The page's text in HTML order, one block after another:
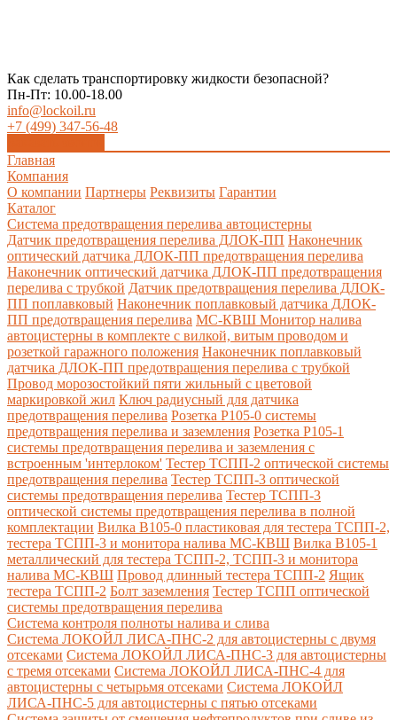
Как сделать транспортировку жидкости безопасной?
Пн-Пт: 10.00-18.00
info@lockoil.ru
+7 (499) 347-56-48
Главная
Компания
О компании Партнеры Реквизиты Гарантии
Каталог
Система предотвращения перелива автоцистерны
Датчик предотвращения перелива ДЛОК-ПП Наконечник
оптический датчика ДЛОК-ПП предотвращения перелива
Наконечник оптический датчика ДЛОК-ПП предотвращения
перелива с трубкой Датчик предотвращения перелива ДЛОК-
ПП поплавковый Наконечник поплавковый датчика ДЛОК-
ПП предотвращения перелива МС-КВШ Монитор налива
автоцистерны в комплекте с вилкой, витым проводом и
розеткой гаражного положения Наконечник поплавковый
датчика ДЛОК-ПП предотвращения перелива с трубкой
Провод морозостойкий пяти жильный с цветовой
маркировкой жил Ключ радиусный для датчика
предотвращения перелива Розетка Р105-0 системы
предотвращения перелива и заземления Розетка Р105-1
системы предотвращения перелива и заземления с
встроенным 'интерлоком' Тестер ТСПП-2 оптической системы
предотвращения перелива Тестер ТСПП-3 оптической
системы предотвращения перелива Тестер ТСПП-3
оптической системы предотвращения перелива в полной
комплектации Вилка В105-0 пластиковая для тестера ТСПП-2,
тестера ТСПП-3 и монитора налива МС-КВШ Вилка В105-1
металлический для тестера ТСПП-2, ТСПП-3 и монитора
налива МС-КВШ Провод длинный тестера ТСПП-2 Ящик
тестера ТСПП-2 Болт заземления Тестер ТСПП оптической
системы предотвращения перелива
Cистема контроля полноты налива и слива
Система ЛОКОЙЛ ЛИСА-ПНС-2 для автоцистерны с двумя
отсеками Система ЛОКОЙЛ ЛИСА-ПНС-3 для автоцистерны
с тремя отсеками Система ЛОКОЙЛ ЛИСА-ПНС-4 для
автоцистерны с четырьмя отсеками Система ЛОКОЙЛ
ЛИСА-ПНС-5 для автоцистерны с пятью отсеками